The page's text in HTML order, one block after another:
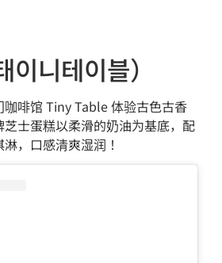
니테이블）
啡馆 Tiny Table 体验古色古香
士蛋糕以柔滑的奶油为基底，配
，口感清爽湿润！